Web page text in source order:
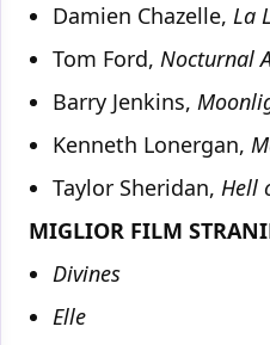
Damien Chazelle, La
Tom Ford, Nocturnal
Barry Jenkins,
Kenneth Lonergan,
Taylor Sheridan, Hell
MIGLIOR FILM
Divines
Elle